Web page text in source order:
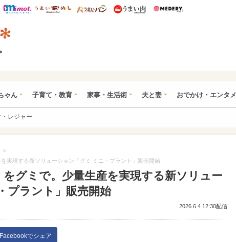
ウレぴあ総研 ディズニー特集
mimot. うまいめし うまいパン うまい肉
ゃん 子育て・教育 家事・生活術 夫と妻 おでかけ・エンタメ
・レジャー
>
実現する新ソリューション「グミ ミニ・プラント」販売開始
をグミで。少量生産を実現する新ソリュー
プラント」販売開始
2026.6.4 12:30配信
Facebookでシェア